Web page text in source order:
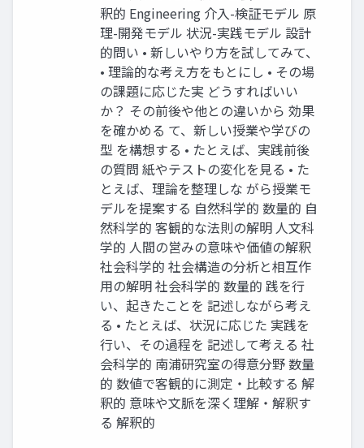
釈的 Engineering 介入-検証モデル 原
理-開発モデル 状況-実践モデル 設計
的問い • 新しいやり方を試してみて、
• 理論的な考え方をもとにし • その場
の課題に応じた実 どうすればいい
か？ その前後や他との違いから 効果
を確かめる て、新しい授業や学びの
型 を構想する • たとえば、実践前後
の質問 紙やテストの変化を見る • た
とえば、理論を整理しな がら授業モ
デルを提案する 自然科学的 数量的 自
然科学的 客観的な法則の解明 人文科
学的 人間の営みの意味や価値の解釈
社会科学的 社会構造の分析と相互作
用の解明 社会科学的 数量的 践を行
い、起きたことを 記述しながら考え
る • たとえば、状況に応じた 実践を
行い、その過程を 記述して考える 社
会科学的 南浦研究室の得意分野 数量
的 数値で客観的に測定・比較する 解
釈的 意味や文脈を深く理解・解釈す
る 解釈的